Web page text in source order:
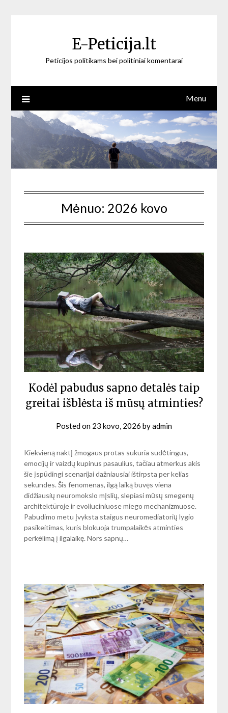
E-Peticija.lt
Peticijos politikams bei politiniai komentarai
Menu
Mėnuo: 2026 kovo
Kodėl pabudus sapno detalės taip
greitai išblėsta iš mūsų atminties?
Posted on 23 kovo, 2026 byadmin
Kiekvieną naktį žmogaus protas sukuria sudėtingus,
emocijų ir vaizdų kupinus pasaulius, tačiau atmerkus akis
šie įspūdingi scenarijai dažniausiai ištirpsta per kelias
sekundes. Šis fenomenas, ilgą laiką buvęs viena
didžiausių neuromokslo mįslių, slepiasi mūsų smegenų
architektūroje ir evoliuciniuose miego mechanizmuose.
Pabudimo metu įvyksta staigus neuromediatorių lygio
pasikeitimas, kuris blokuoja trumpalaikės atminties
perkėlimą į ilgalaikę. Nors sapnų…